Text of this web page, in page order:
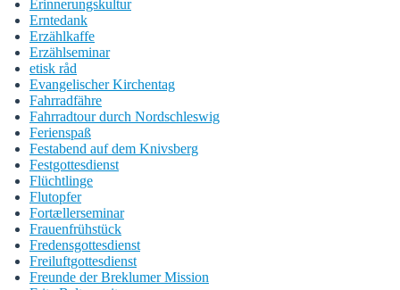
Erinnerungskultur
Erntedank
Erzählkaffe
Erzählseminar
etisk råd
Evangelischer Kirchentag
Fahrradfähre
Fahrradtour durch Nordschleswig
Ferienspaß
Festabend auf dem Knivsberg
Festgottesdienst
Flüchtlinge
Flutopfer
Fortællerseminar
Frauenfrühstück
Fredensgottesdienst
Freiluftgottesdienst
Freunde der Breklumer Mission